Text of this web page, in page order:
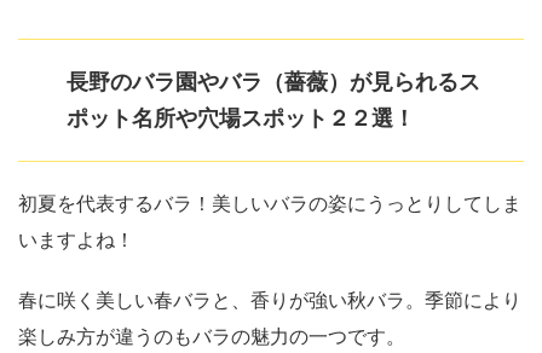
長野のバラ園やバラ（薔薇）が見られるス
ポット名所や穴場スポット２２選！
初夏を代表するバラ！美しいバラの姿にうっとりしてしま
いますよね！
春に咲く美しい春バラと、香りが強い秋バラ。季節により
楽しみ方が違うのもバラの魅力の一つです。